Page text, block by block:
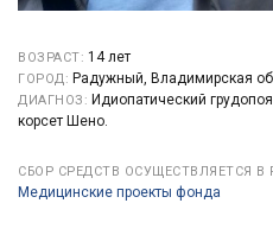
ВОЗРАСТ: 14 лет
ГОРОД: Радужный, Владимирская
ДИАГНОЗ: Идиопатический
корсет Шено.
СБОР СРЕДСТВ ОСУЩЕСТВЛЯЕТСЯ
Медицинские проекты фонда